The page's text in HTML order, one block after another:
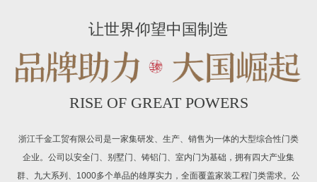
让世界仰望中国制造
RISE OF GREAT POWERS
浙江千金工贸有限公司是一家集研发、生产、销售为一体的大型综合性门类
企业。公司以安全门、别墅门、铸铝门、室内门为基础，拥有四大产业集
群、九大系列、1000多个单品的雄厚实力，全面覆盖家装工程门类需求。公